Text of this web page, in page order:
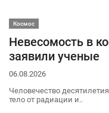
Космос
Невесомость в
заявили ученые
06.08.2026
Человечество
тело от радиации и..